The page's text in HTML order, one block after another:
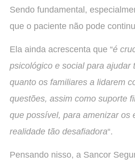
Sendo fundamental,
que o paciente não pode
Ela ainda acrescenta que “é
psicológico e social para ajudar
quanto os familiares a lidarem
questões, assim como suporte
que possível, para amenizar os
realidade tão desafiadora“.
Pensando nisso, a Sancor